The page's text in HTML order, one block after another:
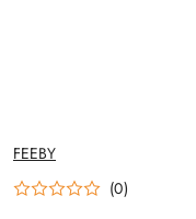
NAZWA
PRODUCENTA:
FEEBY
(0)